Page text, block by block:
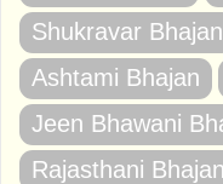
Shukravar Bhajan
Ashtami Bhajan
Jeen Bhawani
Rajasthani Bhajan